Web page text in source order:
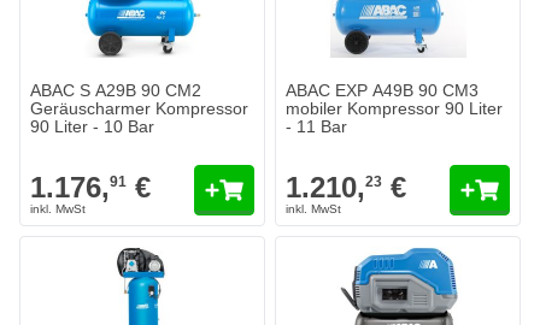
ABAC S A29B 90 CM2
Geräuscharmer Kompressor
90 Liter - 10 Bar
1.176,91 €
ABAC EXP A49B 90 CM3
mobiler Kompressor 90 Liter
- 11 Bar
1.210,23 €